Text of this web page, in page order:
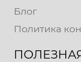
Блог
Политика